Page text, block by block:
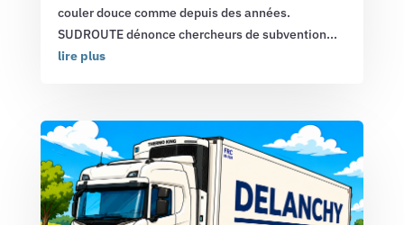
couler douce comme depuis des années.
SUDROUTE dénonce chercheurs de subvention...
lire plus